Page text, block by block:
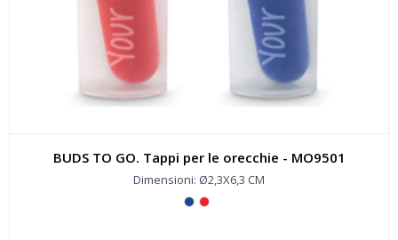
BUDS TO GO. Tappi per le orecchie - MO9501
Dimensioni: Ø2,3X6,3 CM